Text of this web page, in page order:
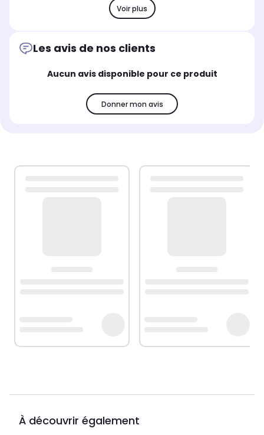
Voir plus
Les avis de nos clients
Aucun avis disponible pour ce produit
Donner mon avis
À découvrir également